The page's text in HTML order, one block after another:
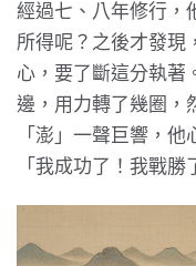
經過七、八年修行，
所得呢？之後才發現
心，要了斷這分執著
邊，用力轉了幾圈，
「澎」一聲巨響，
「我成功了！我戰勝